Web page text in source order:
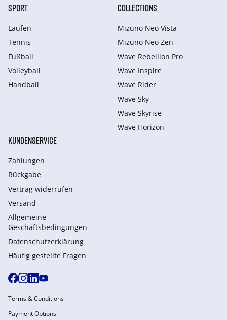
SPORT
Laufen
Tennis
Fußball
Volleyball
Handball
COLLECTIONS
Mizuno Neo Vista
Mizuno Neo Zen
Wave Rebellion Pro
Wave Inspire
Wave Rider
Wave Sky
Wave Skyrise
Wave Horizon
KUNDENSERVICE
Zahlungen
Rückgabe
Vertrag widerrufen
Versand
Allgemeine
Geschäftsbedingungen
Datenschutzerklärung
Häufig gestellte Fragen
Terms & Conditions
Payment Options